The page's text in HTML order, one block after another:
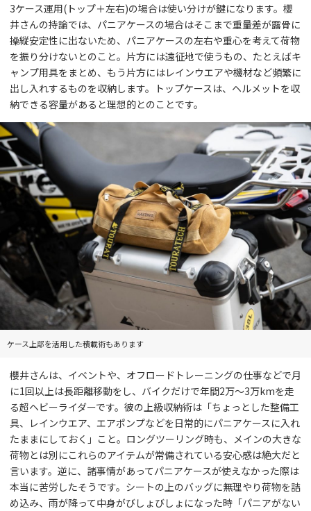
3ケース運用(トップ＋左右)の場合は使い分けが鍵になります。櫻
井さんの持論では、パニアケースの場合はそこまで重量差が露骨に
操縦安定性に出ないため、パニアケースの左右や重心を考えて荷物
を振り分けないとのこと。片方には遠征地で使うもの、たとえばキ
ャンプ用具をまとめ、もう片方にはレインウエアや機材など頻繁に
出し入れするものを収納します。トップケースは、ヘルメットを収
納できる容量があると理想的とのことです。
ケース上部を活用した積載術もあります
櫻井さんは、イベントや、オフロードトレーニングの仕事などで月
に1回以上は長距離移動をし、バイクだけで年間2万〜3万kmを走
る超ヘビーライダーです。彼の上級収納術は「ちょっとした整備工
具、レインウエア、エアポンプなどを日常的にパニアケースに入れ
たままにしておく」こと。ロングツーリング時も、メインの大きな
荷物とは別にこれらのアイテムが常備されている安心感は絶大だと
言います。逆に、諸事情があってパニアケースが使えなかった際は
本当に苦労したそうです。シートの上のバッグに無理やり荷物を詰
め込み、雨が降って中身がびしょびしょになった時「パニアがない